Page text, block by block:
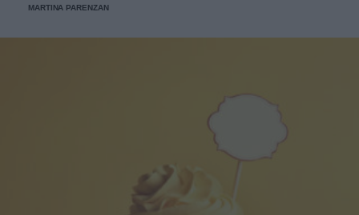
MARTINA PARENZAN